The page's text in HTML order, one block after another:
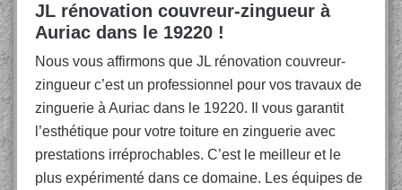
JL rénovation couvreur-zingueur à
Auriac dans le 19220 !
Nous vous affirmons que JL rénovation couvreur-
zingueur c’est un professionnel pour vos travaux de
zinguerie à Auriac dans le 19220. Il vous garantit
l’esthétique pour votre toiture en zinguerie avec
prestations irréprochables. C’est le meilleur et le
plus expérimenté dans ce domaine. Les équipes de